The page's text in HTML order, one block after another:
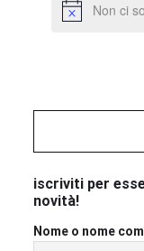
Non ci
iscriviti per
novità!
Nome o nome